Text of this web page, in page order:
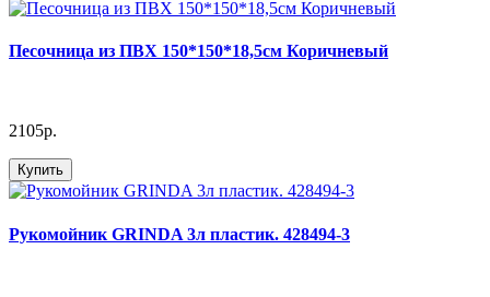
Песочница из ПВХ 150*150*18,5см Коричневый
2105р.
Купить
Рукомойник GRINDA 3л пластик. 428494-3